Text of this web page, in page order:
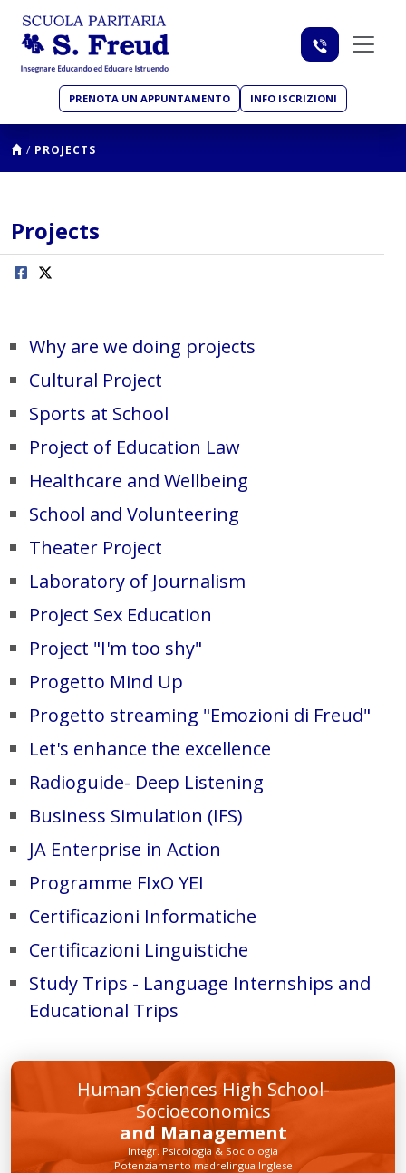
PRENOTA UN APPUNTAMENTO INFO ISCRIZIONI
/ PROJECTS
Projects
Why are we doing projects
Cultural Project
Sports at School
Project of Education Law
Healthcare and Wellbeing
School and Volunteering
Theater Project
Laboratory of Journalism
Project Sex Education
Project "I'm too shy"
Progetto Mind Up
Progetto streaming "Emozioni di Freud"
Let's enhance the excellence
Radioguide- Deep Listening
Business Simulation (IFS)
JA Enterprise in Action
Programme FIxO YEI
Certificazioni Informatiche
Certificazioni Linguistiche
Study Trips - Language Internships and
Educational Trips
Human Sciences High School-
Socioeconomics
and Management
Integr. Psicologia & Sociologia
Potenziamento madrelingua Inglese